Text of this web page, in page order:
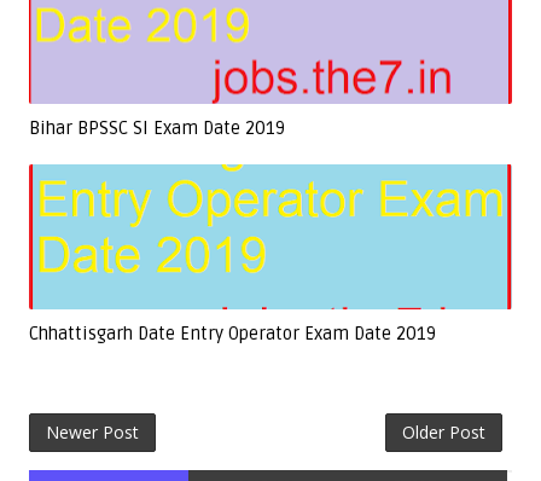
Bihar BPSSC SI Exam Date 2019
Chhattisgarh Date Entry Operator Exam Date 2019
Newer Post Older Post